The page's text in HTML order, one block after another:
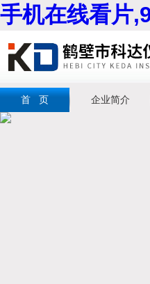
手机在线看片
首 页 企业简介